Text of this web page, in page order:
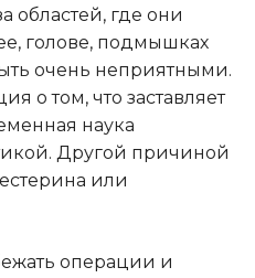
областей, где они
голове, подмышках
очень неприятными.
о том, что заставляет
наука
Другой причиной
или
операции и